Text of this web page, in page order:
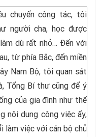
chuyến công tác, tôi
người cha, học được
dù rất nhỏ… Đến với
từ phía Bắc, đến miền
Nam Bộ, tôi quan sát
Tổng Bí thư cũng để ý
của gia đình như thế
nội dung công việc ấy,
làm việc với cán bộ chủ